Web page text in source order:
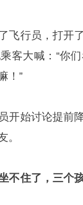
飞行员，打开
客大喊：“你
！”
开始讨论提前
。
不住了，三个